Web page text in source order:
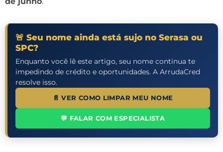
🚨 Seu nome ainda está sujo no Serasa ou
SPC?
Enquanto você lê este artigo, seu nome continua te
impedindo de crédito e oportunidades. A ArrudaCred
resolve isso.
📄 VER COMO LIMPAR MEU NOME
💬 FALAR COM ESPECIALISTA